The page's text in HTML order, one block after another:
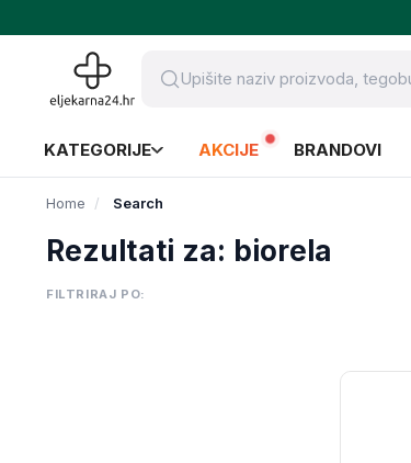
KATEGORIJE AKCIJE BRANDOVI
Home Search
Rezultati za: biorela
FILTRIRAJ PO: